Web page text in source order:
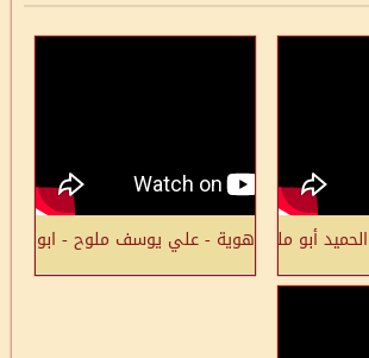
أبو ملوح - أبو كشك: ولا يمكن أنسى قريتي
هوية - علي يوسف ملوح - ابو